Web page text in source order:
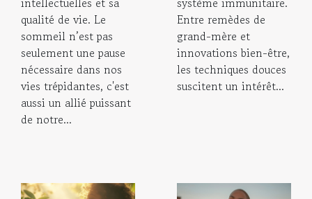
qualité de vie. Le
sommeil n’est pas
seulement une pause
nécessaire dans nos
vies trépidantes, c'est
aussi un allié puissant
de notre...
Entre remèdes de
grand-mère et
innovations bien-être,
les techniques douces
suscitent un intérêt...